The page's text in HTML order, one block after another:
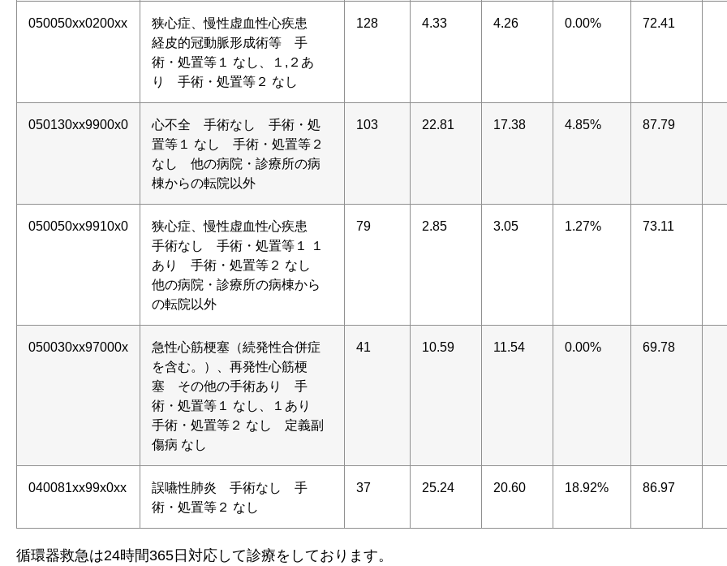
050050xx0200xx
狭心症、慢性虚血性心疾患
経皮的冠動脈形成術等 手
術・処置等１ なし、１,２あ
り 手術・処置等２ なし
128 4.33 4.26 0.00% 72.41
050130xx9900x0
心不全 手術なし 手術・処
置等１ なし 手術・処置等２
なし 他の病院・診療所の病
棟からの転院以外
103 22.81 17.38 4.85% 87.79
050050xx9910x0
狭心症、慢性虚血性心疾患
手術なし 手術・処置等１ １
あり 手術・処置等２ なし
他の病院・診療所の病棟から
の転院以外
79 2.85 3.05 1.27% 73.11
050030xx97000x
急性心筋梗塞（続発性合併症
を含む。）、再発性心筋梗
塞 その他の手術あり 手
術・処置等１ なし、１あり
手術・処置等２ なし 定義副
傷病 なし
41 10.59 11.54 0.00% 69.78
040081xx99x0xx
誤嚥性肺炎 手術なし 手
術・処置等２ なし
37 25.24 20.60 18.92% 86.97
循環器救急は24時間365日対応して診療をしております。